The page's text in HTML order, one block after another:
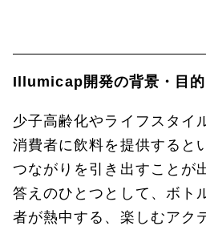
Illumicap開発の背景・目的
少子高齢化やライフスタイ
消費者に飲料を提供すると
つながりを引き出すことが
答えのひとつとして、ボト
者が熱中する、楽しむアク